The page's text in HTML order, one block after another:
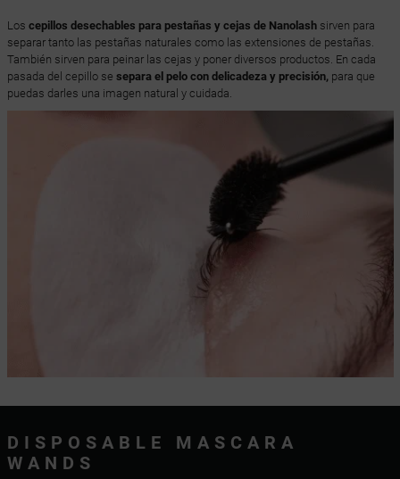
Los cepillos desechables para pestañas y cejas de Nanolashsirven para
separar tanto las pestañas naturales como las extensiones de pestañas.
También sirven para peinar las cejas y poner diversos productos. En cada
pasada del cepillo se separa el pelo con delicadeza y precisión, para que
puedas darles una imagen natural y cuidada.
DISPOSABLE MASCARA
WANDS